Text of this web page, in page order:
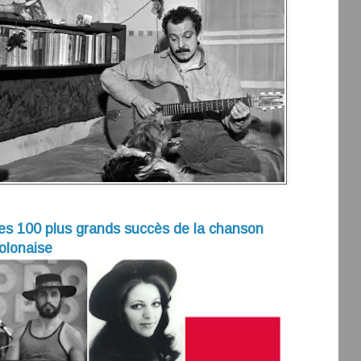
100 plus grands succès de la chanson